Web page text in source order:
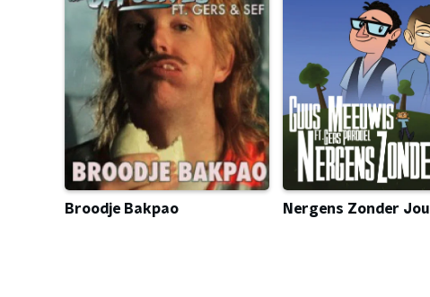
Broodje Bakpao Nergens Zonder Jou